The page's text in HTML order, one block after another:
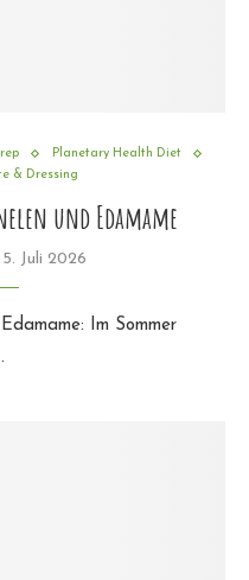
Planetary Health Diet
& Dressing
und Edamame
5. Juli 2026
Im Sommer